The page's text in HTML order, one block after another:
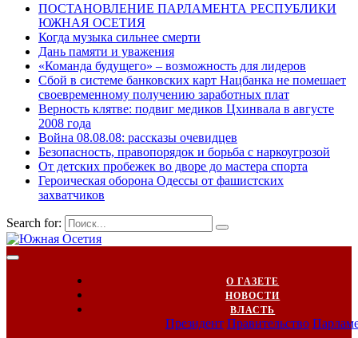
ПОСТАНОВЛЕНИЕ ПАРЛАМЕНТА РЕСПУБЛИКИ
ЮЖНАЯ ОСЕТИЯ
Когда музыка сильнее смерти
Дань памяти и уважения
«Команда будущего» – возможность для лидеров
Сбой в системе банковских карт Нацбанка не помешает
своевременному получению заработных плат
Верность клятве: подвиг медиков Цхинвала в августе
2008 года
Война 08.08.08: рассказы очевидцев
Безопасность, правопорядок и борьба с наркоугрозой
От детских пробежек во дворе до мастера спорта
Героическая оборона Одессы от фашистских
захватчиков
Search for:
О ГАЗЕТЕ
НОВОСТИ
ВЛАСТЬ
Президент Правительство